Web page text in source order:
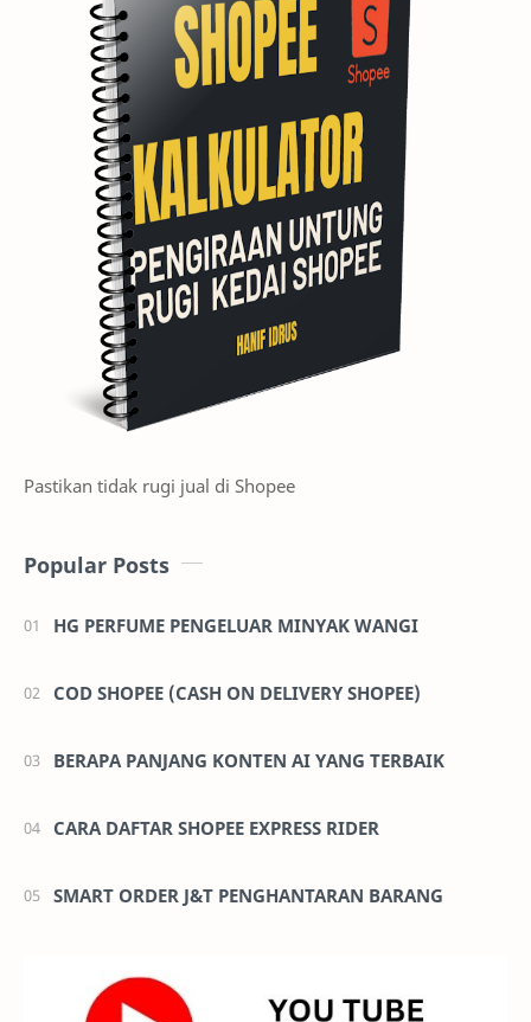
Pastikan tidak rugi jual di Shopee
Popular Posts
HG PERFUME PENGELUAR MINYAK WANGI
COD SHOPEE (CASH ON DELIVERY SHOPEE)
BERAPA PANJANG KONTEN AI YANG TERBAIK
CARA DAFTAR SHOPEE EXPRESS RIDER
SMART ORDER J&T PENGHANTARAN BARANG